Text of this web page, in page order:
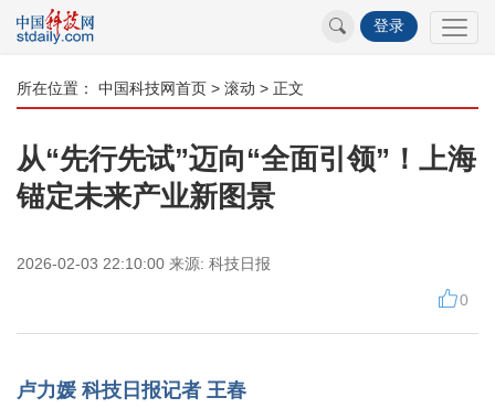
登录
所在位置： 中国科技网首页 > 滚动 > 正文
从“先行先试”迈向“全面引领”！上海
锚定未来产业新图景
2026-02-03 22:10:00 来源: 科技日报
0
卢力媛 科技日报记者 王春